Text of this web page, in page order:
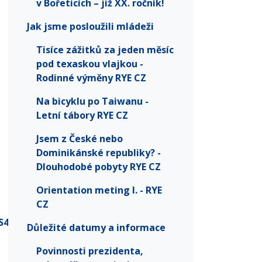
v Bořeticích – již XX. ročník!
Jak jsme posloužili mládeži
Tisíce zážitků za jeden měsíc
pod texaskou vlajkou -
Rodinné výměny RYE CZ
Na bicyklu po Taiwanu -
Letní tábory RYE CZ
Jsem z České nebo
Dominikánské republiky? -
Dlouhodobé pobyty RYE CZ
Orientation meting I. - RYE
CZ
Důležité datumy a informace
Povinnosti prezidenta,